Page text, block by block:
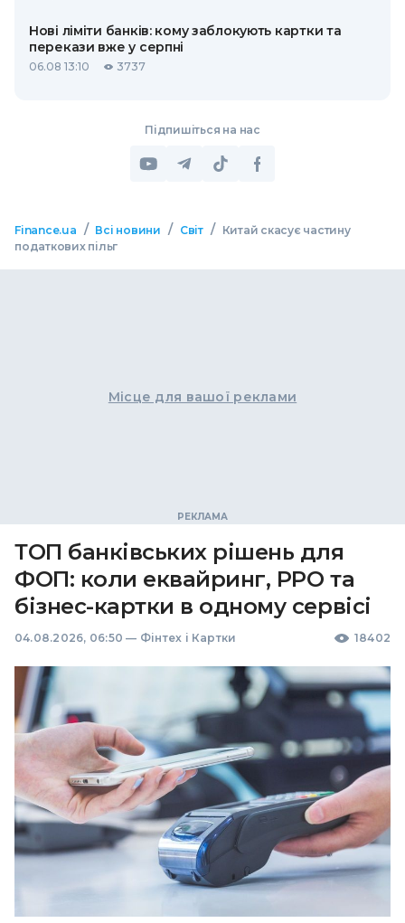
Нові ліміти банків: кому заблокують картки та
перекази вже у серпні
06.08 13:10 3737
Підпишіться на нас
Finance.ua / Всі новини / Світ /
Китай скасує частину
податкових пільг
Місце для вашої реклами
ТОП банківських рішень для
ФОП: коли еквайринг, РРО та
бізнес-картки в одному сервісі
04.08.2026, 06:50 — Фінтех і Картки 18402